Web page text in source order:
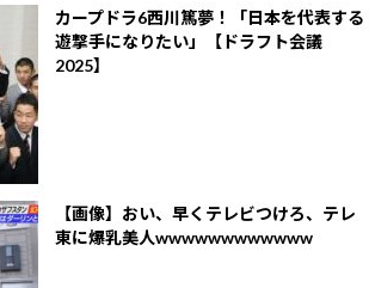
カープドラ6西川篤夢！「日本を代表する
遊撃手になりたい」【ドラフト会議
2025】
【画像】おい、早くテレビつけろ、テレ
東に爆乳美人wwwwwwwwwwww